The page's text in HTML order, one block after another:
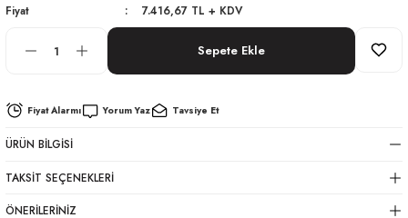
Fiyat
7.416,67 TL + KDV
Sepete Ekle
Fiyat Alarmı Yorum Yaz Tavsiye Et
ÜRÜN BILGISI
TAKSIT SEÇENEKLERI
ÖNERILERINIZ